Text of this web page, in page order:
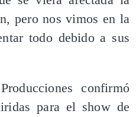
pero nos vimos en la
todo debido a sus
confirmó
para el show de